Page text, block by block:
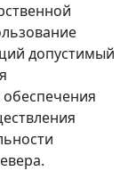
допустимый